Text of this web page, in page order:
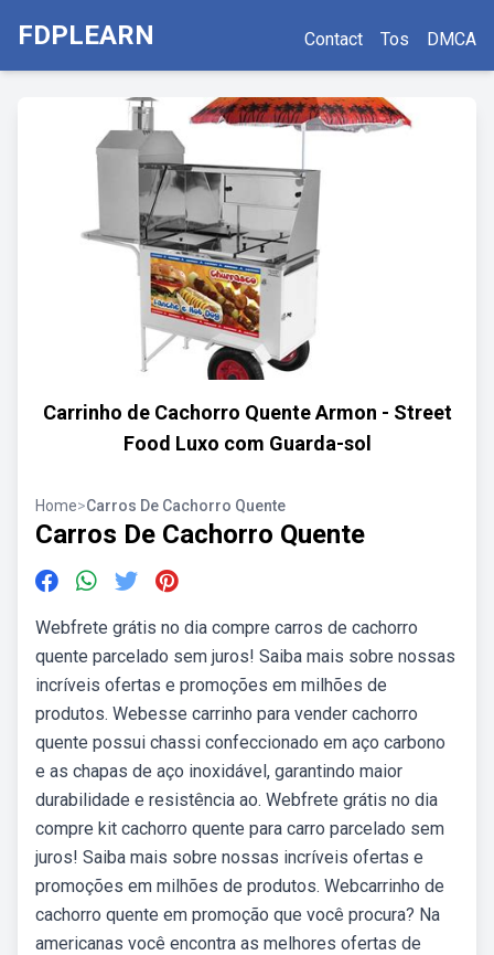
FDPLEARN Contact Tos DMCA
Carrinho de Cachorro Quente Armon - Street
Food Luxo com Guarda-sol
Home>Carros De Cachorro Quente
Carros De Cachorro Quente
Webfrete grátis no dia compre carros de cachorro
quente parcelado sem juros! Saiba mais sobre nossas
incríveis ofertas e promoções em milhões de
produtos. Webesse carrinho para vender cachorro
quente possui chassi confeccionado em aço carbono
e as chapas de aço inoxidável, garantindo maior
durabilidade e resistência ao. Webfrete grátis no dia
compre kit cachorro quente para carro parcelado sem
juros! Saiba mais sobre nossas incríveis ofertas e
promoções em milhões de produtos. Webcarrinho de
cachorro quente em promoção que você procura? Na
americanas você encontra as melhores ofertas de